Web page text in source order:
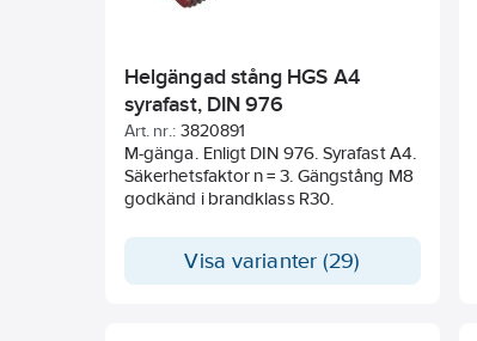
Helgängad stång HGS A4
syrafast, DIN 976
Art. nr.: 3820891
M-gänga. Enligt DIN 976. Syrafast A4.
Säkerhetsfaktor n = 3. Gängstång M8
godkänd i brandklass R30.
Visa varianter (29)